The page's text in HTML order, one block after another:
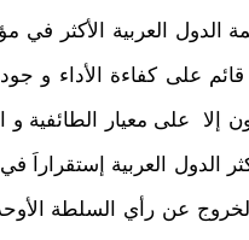
الدول العربية الأكثر
على كفاءة الأداء و
إلا على معيار الطائفية
الدول العربية
عن رأي السلطة